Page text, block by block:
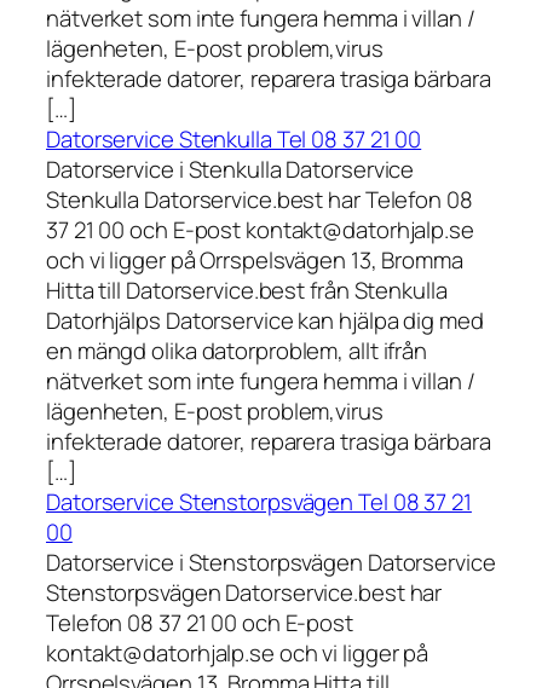
nätverket som inte fungera hemma i villan /
lägenheten, E-post problem,virus
infekterade datorer, reparera trasiga bärbara
[…]
Datorservice Stenkulla Tel 08 37 21 00
Datorservice i Stenkulla Datorservice
Stenkulla Datorservice.best har Telefon 08
37 21 00 och E-post kontakt@datorhjalp.se
och vi ligger på Orrspelsvägen 13, Bromma
Hitta till Datorservice.best från Stenkulla
Datorhjälps Datorservice kan hjälpa dig med
en mängd olika datorproblem, allt ifrån
nätverket som inte fungera hemma i villan /
lägenheten, E-post problem,virus
infekterade datorer, reparera trasiga bärbara
[…]
Datorservice Stenstorpsvägen Tel 08 37 21
00
Datorservice i Stenstorpsvägen Datorservice
Stenstorpsvägen Datorservice.best har
Telefon 08 37 21 00 och E-post
kontakt@datorhjalp.se och vi ligger på